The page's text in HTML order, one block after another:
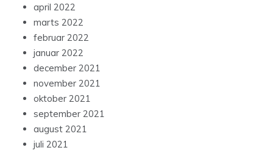
april 2022
marts 2022
februar 2022
januar 2022
december 2021
november 2021
oktober 2021
september 2021
august 2021
juli 2021